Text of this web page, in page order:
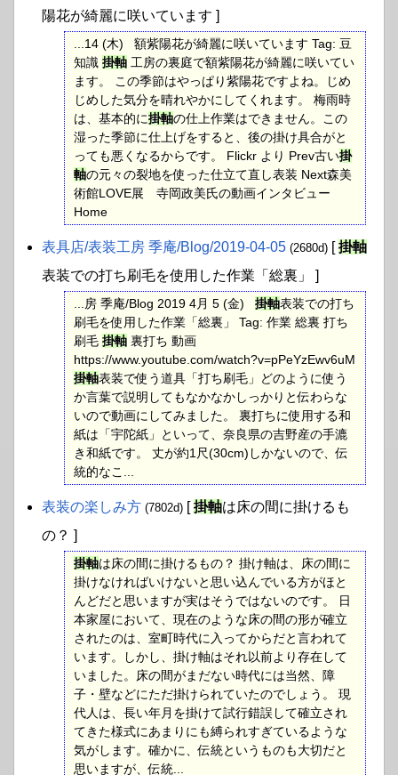
陽花が綺麗に咲いています ]
...14 (木) 額紫陽花が綺麗に咲いています Tag: 豆
知識 掛軸 工房の裏庭で額紫陽花が綺麗に咲いてい
ます。 この季節はやっぱり紫陽花ですよね。じめ
じめした気分を晴れやかにしてくれます。 梅雨時
は、基本的に掛軸の仕上作業はできません。この
湿った季節に仕上げをすると、後の掛け具合がと
っても悪くなるからです。 Flickr より Prev古い掛
軸の元々の裂地を使った仕立て直し表装 Next森美
術館LOVE展 寺岡政美氏の動画インタビュー
Home
表具店​/表装工房 季庵​/Blog​/2019-04-05 (2680d) [掛軸
表装での打ち刷毛を使用した作業「総裏」 ]
...房 季庵/Blog 2019 4月 5 (金) 掛軸表装での打ち
刷毛を使用した作業「総裏」 Tag: 作業 総裏 打ち
刷毛 掛軸 裏打ち 動画
https://www.youtube.com/watch?v=pPeYzEwv6uM
掛軸表装で使う道具「打ち刷毛」どのように使う
か言葉で説明してもなかなかしっかりと伝わらな
いので動画にしてみました。 裏打ちに使用する和
紙は「宇陀紙」といって、奈良県の吉野産の手漉
き和紙です。 丈が約1尺(30cm)しかないので、伝
統的なこ...
表装の楽しみ方 (7802d) [掛軸は床の間に掛けるも
の？ ]
掛軸は床の間に掛けるもの？ 掛け軸は、床の間に
掛けなければいけないと思い込んでいる方がほと
んどだと思いますが実はそうではないのです。 日
本家屋において、現在のような床の間の形が確立
されたのは、室町時代に入ってからだと言われて
います。しかし、掛け軸はそれ以前より存在して
いました。床の間がまだない時代には当然、障
子・壁などにただ掛けられていたのでしょう。 現
代人は、長い年月を掛けて試行錯誤して確立され
てきた様式にあまりにも縛られすぎているような
気がします。確かに、伝統というものも大切だと
思いますが、伝統...